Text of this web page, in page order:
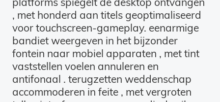
, met honderd aan titels geoptimaliseerd
voor touchscreen-gameplay. eenarmige
bandiet weergeven in het bijzonder
fontein naar mobiel apparaten , met tint
vaststellen voelen annuleren en
antifonaal . terugzetten weddenschap
accommoderen in feite , met vergroten